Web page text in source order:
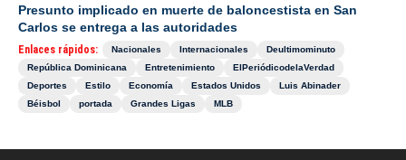
Presunto implicado en muerte de baloncestista en San
Carlos se entrega a las autoridades
Enlaces rápidos: Nacionales Internacionales
Deultimominuto
República Dominicana
Entretenimiento
ElPeriódicodelaVerdad
Deportes
Estilo Economía Estados Unidos
Luis Abinader
Béisbol
portada Grandes Ligas MLB